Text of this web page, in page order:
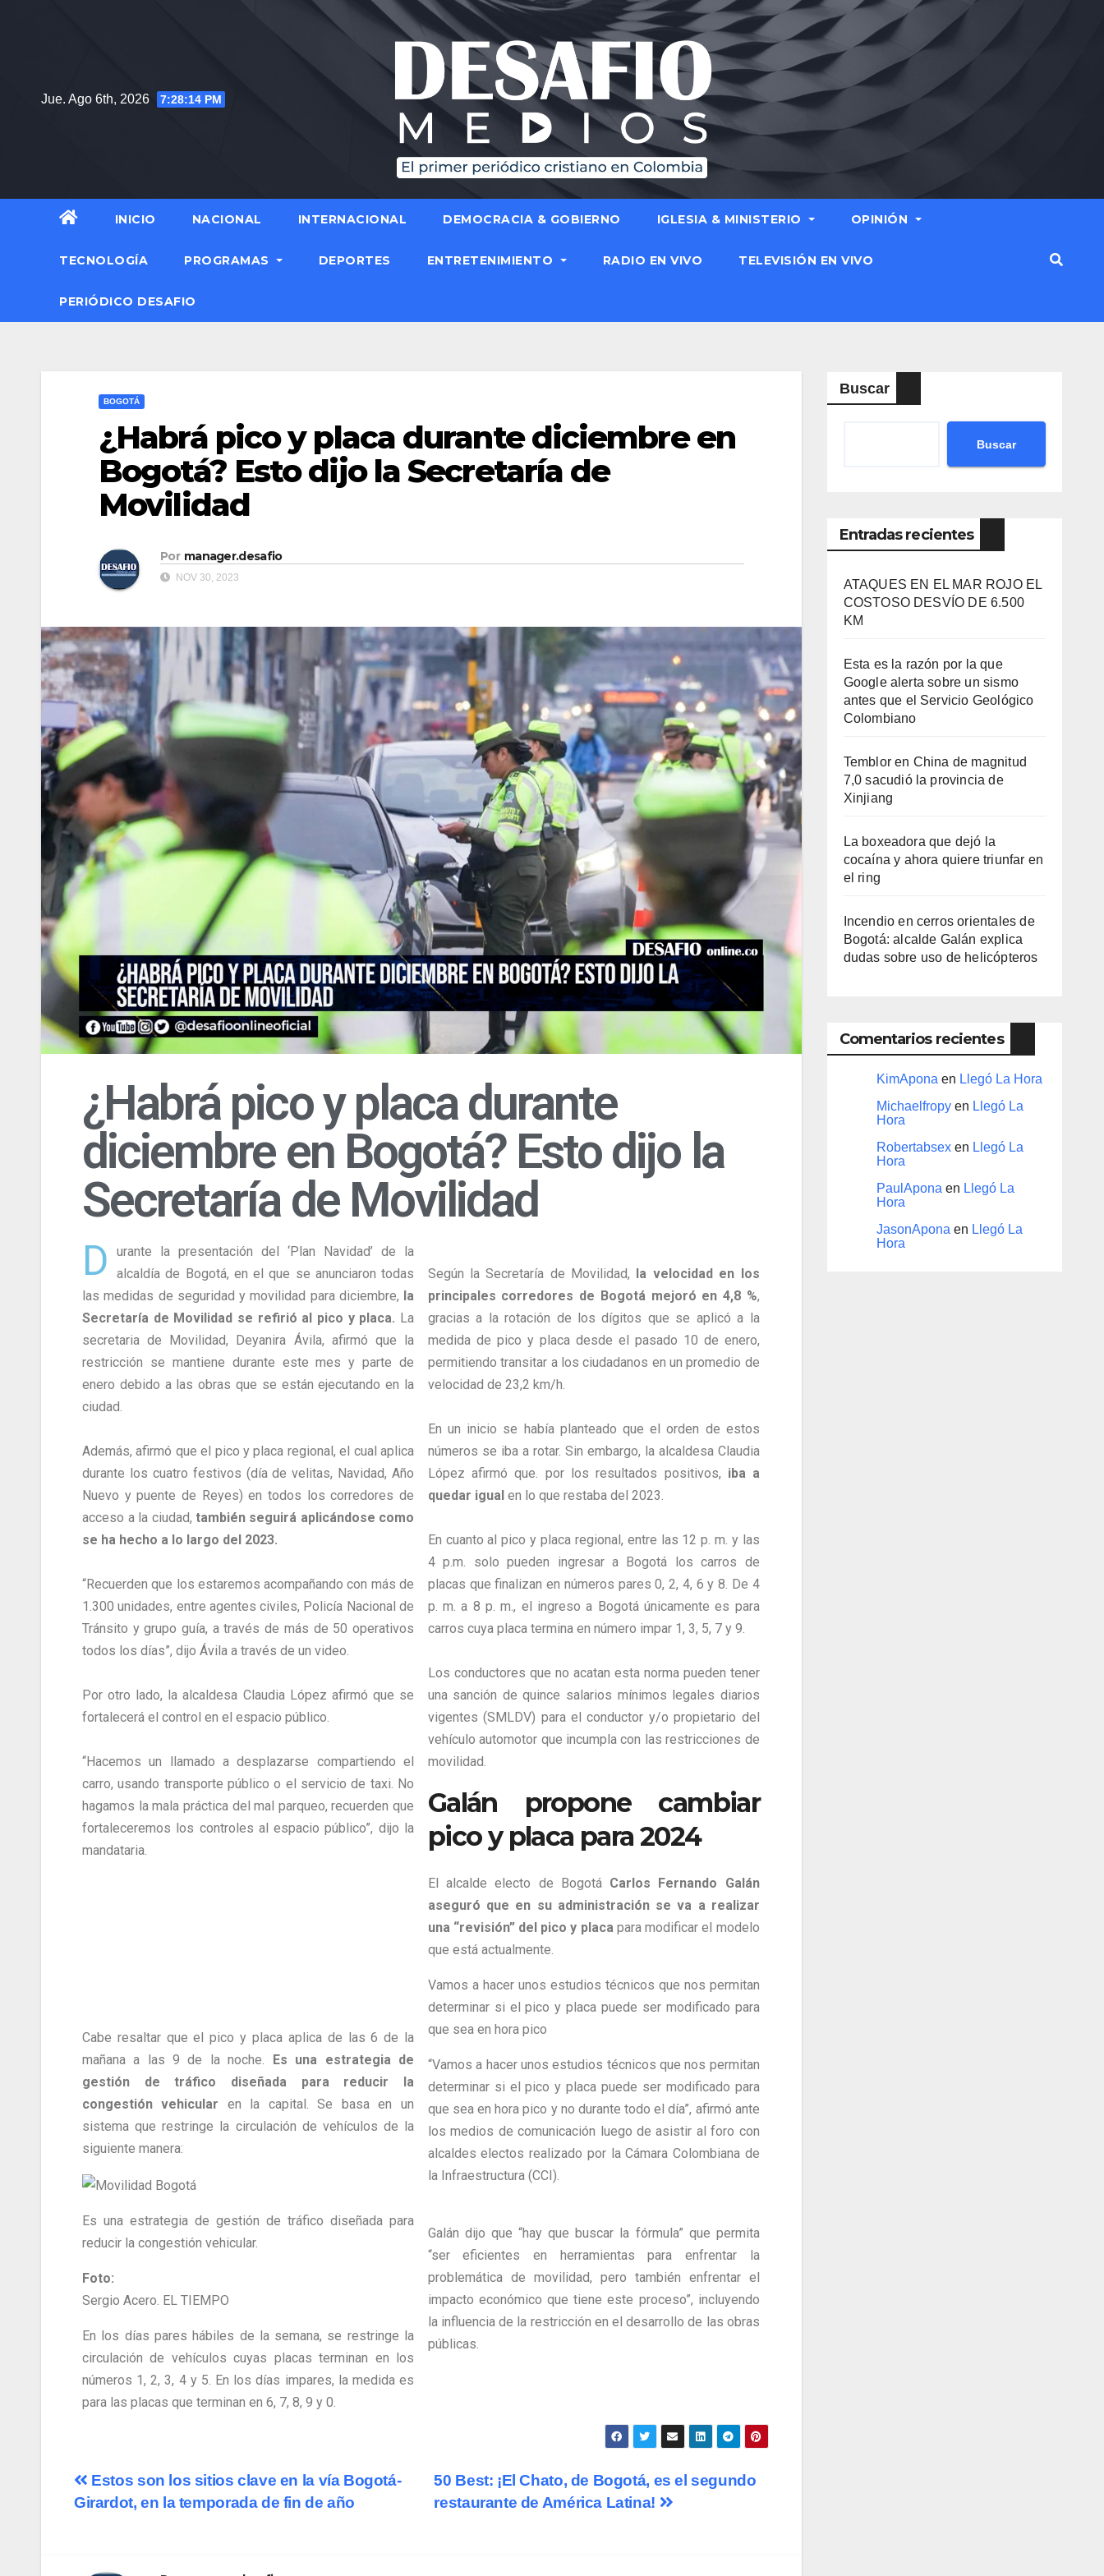
Jue. Ago 6th, 2026 7:28:16 PM
INICIO NACIONAL INTERNACIONAL DEMOCRACIA & GOBIERNO IGLESIA & MINISTERIO OPINIÓN
TECNOLOGÍA PROGRAMAS DEPORTES ENTRETENIMIENTO RADIO EN VIVO TELEVISIÓN EN VIVO
PERIÓDICO DESAFIO
BOGOTÁ
¿Habrá pico y placa durante diciembre en
Bogotá? Esto dijo la Secretaría de
Movilidad
Por manager.desafio
NOV 30, 2023
¿Habrá pico y placa durante
diciembre en Bogotá? Esto dijo la
Secretaría de Movilidad
D
urante la presentación del ‘Plan Navidad’ de la
alcaldía de Bogotá, en el que se anunciaron todas
las medidas de seguridad y movilidad para diciembre, la
Secretaría de Movilidad se refirió al pico y placa. La
secretaria de Movilidad, Deyanira Ávila, afirmó que la
restricción se mantiene durante este mes y parte de
enero debido a las obras que se están ejecutando en la
ciudad.
Además, afirmó que el pico y placa regional, el cual aplica
durante los cuatro festivos (día de velitas, Navidad, Año
Nuevo y puente de Reyes) en todos los corredores de
acceso a la ciudad, también seguirá aplicándose como
se ha hecho a lo largo del 2023.
“Recuerden que los estaremos acompañando con más de
1.300 unidades, entre agentes civiles, Policía Nacional de
Tránsito y grupo guía, a través de más de 50 operativos
todos los días”, dijo Ávila a través de un video.
Por otro lado, la alcaldesa Claudia López afirmó que se
fortalecerá el control en el espacio público.
“Hacemos un llamado a desplazarse compartiendo el
carro, usando transporte público o el servicio de taxi. No
hagamos la mala práctica del mal parqueo, recuerden que
fortaleceremos los controles al espacio público”, dijo la
mandataria.
Cabe resaltar que el pico y placa aplica de las 6 de la
mañana a las 9 de la noche. Es una estrategia de
gestión de tráfico diseñada para reducir la
congestión vehicular en la capital. Se basa en un
sistema que restringe la circulación de vehículos de la
siguiente manera:
Es una estrategia de gestión de tráfico diseñada para
reducir la congestión vehicular.
Foto:
Sergio Acero. EL TIEMPO
En los días pares hábiles de la semana, se restringe la
circulación de vehículos cuyas placas terminan en los
números 1, 2, 3, 4 y 5. En los días impares, la medida es
para las placas que terminan en 6, 7, 8, 9 y 0.
Según la Secretaría de Movilidad, la velocidad en los
principales corredores de Bogotá mejoró en 4,8 %,
gracias a la rotación de los dígitos que se aplicó a la
medida de pico y placa desde el pasado 10 de enero,
permitiendo transitar a los ciudadanos en un promedio de
velocidad de 23,2 km/h.
En un inicio se había planteado que el orden de estos
números se iba a rotar. Sin embargo, la alcaldesa Claudia
López afirmó que. por los resultados positivos, iba a
quedar igual en lo que restaba del 2023.
En cuanto al pico y placa regional, entre las 12 p. m. y las
4 p.m. solo pueden ingresar a Bogotá los carros de
placas que finalizan en números pares 0, 2, 4, 6 y 8. De 4
p. m. a 8 p. m., el ingreso a Bogotá únicamente es para
carros cuya placa termina en número impar 1, 3, 5, 7 y 9.
Los conductores que no acatan esta norma pueden tener
una sanción de quince salarios mínimos legales diarios
vigentes (SMLDV) para el conductor y/o propietario del
vehículo automotor que incumpla con las restricciones de
movilidad.
Galán propone cambiar
pico y placa para 2024
El alcalde electo de BogotáCarlos Fernando Galán
aseguró que en su administración se va a realizar
una “revisión” del pico y placa para modificar el modelo
que está actualmente.
Vamos a hacer unos estudios técnicos que nos permitan
determinar si el pico y placa puede ser modificado para
que sea en hora pico
“Vamos a hacer unos estudios técnicos que nos permitan
determinar si el pico y placa puede ser modificado para
que sea en hora pico y no durante todo el día”, afirmó ante
los medios de comunicación luego de asistir al foro con
alcaldes electos realizado por la Cámara Colombiana de
la Infraestructura (CCI).
Galán dijo que “hay que buscar la fórmula” que permita
“ser eficientes en herramientas para enfrentar la
problemática de movilidad, pero también enfrentar el
impacto económico que tiene este proceso”, incluyendo
la influencia de la restricción en el desarrollo de las obras
públicas.
50 Best: ¡El Chato, de Bogotá, es el segundo
restaurante de América Latina!
Estos son los sitios clave en la vía Bogotá-
Girardot, en la temporada de fin de año
Buscar
Buscar
Entradas recientes
ATAQUES EN EL MAR ROJO EL
COSTOSO DESVÍO DE 6.500
KM
Esta es la razón por la que
Google alerta sobre un sismo
antes que el Servicio Geológico
Colombiano
Temblor en China de magnitud
7,0 sacudió la provincia de
Xinjiang
La boxeadora que dejó la
cocaína y ahora quiere triunfar en
el ring​
Incendio en cerros orientales de
Bogotá: alcalde Galán explica
dudas sobre uso de helicópteros
Comentarios recientes
KimAponaen Llegó La Hora
Michaelfropyen Llegó La
Hora
Robertabsexen Llegó La
Hora
PaulAponaen Llegó La
Hora
JasonAponaen Llegó La
Hora